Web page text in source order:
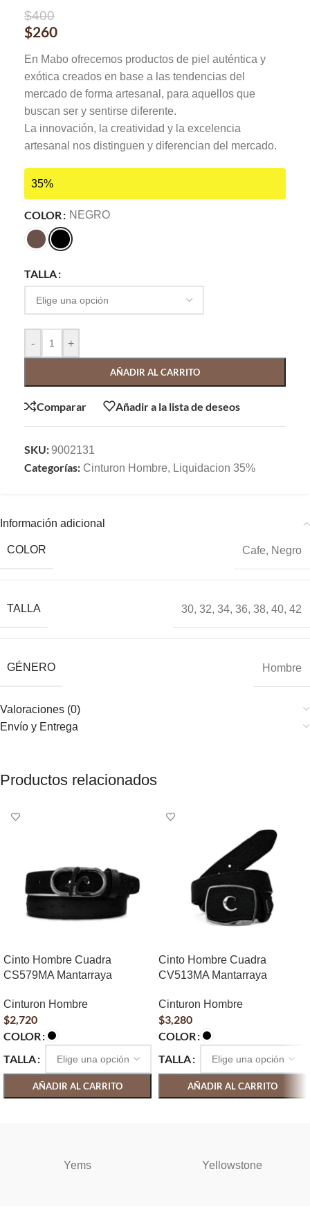
$400
$260
En Mabo ofrecemos productos de piel auténtica y
exótica creados en base a las tendencias del
mercado de forma artesanal, para aquellos que
buscan ser y sentirse diferente.
La innovación, la creatividad y la excelencia
artesanal nos distinguen y diferencian del mercado.
35%
COLOR NEGRO
TALLA
- +
AÑADIR AL CARRITO
Comparar Añadir a la lista de deseos
SKU:9002131
Categorías: Cinturon Hombre, Liquidacion 35%
Información adicional
COLOR Cafe, Negro
TALLA 30, 32, 34, 36, 38, 40, 42
GÉNERO Hombre
Valoraciones (0)
Envío y Entrega
Productos relacionados
Cinto Hombre Cuadra
CS579MA Mantarraya
Cinturon Hombre
$2,720
COLOR
TALLA
AÑADIR AL CARRITO
Cinto Hombre Cuadra
CV513MA Mantarraya
Cinturon Hombre
$3,280
COLOR
TALLA
AÑADIR AL CARRITO
Yems Yellowstone